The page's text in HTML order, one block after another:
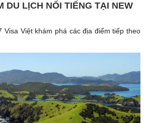
DU LỊCH NỔI TIẾNG TẠI NEW
Visa Việt khám phá các địa điểm tiếp theo